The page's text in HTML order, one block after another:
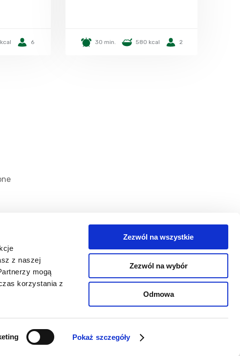
z naszej
mogą
korzystania z
Pokaż szczegóły
Zezwól na wszystkie
Zezwól na wybór
Odmowa
6 30 min. 580 kcal 2
Kategorie
Kontakt
Zaloguj się